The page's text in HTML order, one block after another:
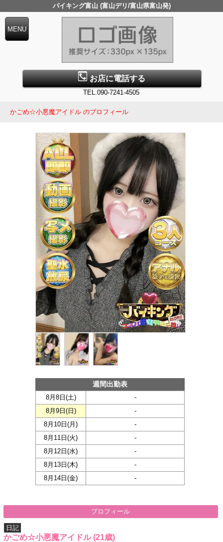
バイキング富山 (富山デリ/富山県富山発)
お店に電話する
TEL.090-7241-4505
かごめ☆小悪魔アイドル のプロフィール
週間出勤表
8月8日(土)
-
8月9日(日 )
-
8月10日( 月 )
-
8月11日(火)
-
8月12日(水)
-
8月13日(木)
-
8月14日(金) -
プロフィール
日記
かごめ☆小悪魔アイドル(21歳)